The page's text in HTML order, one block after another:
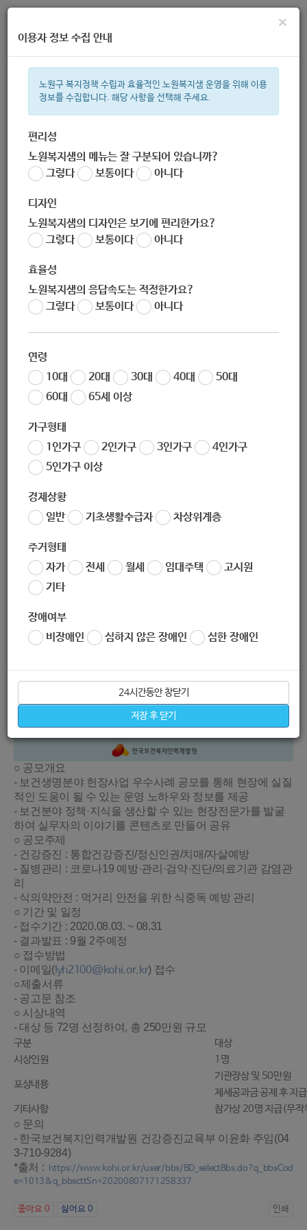
주간 인기검색어
한눈으로 보는 복지 정보
×
이용자 정보 수집 안내
노원구 복지정책 수립과 효율적인 노원복지샘 운영을 위해 이용
정보를 수집합니다. 해당 사항을 선택해 주세요.
편리성
노원복지샘의 메뉴는 잘 구분되어 있습니까?
그렇다
보통이다 아니다
디자인
노원복지샘의 디자인은 보기에 편리한가요?
그렇다
보통이다 아니다
효율성
노원복지샘의 응답속도는 적정한가요?
그렇다
보통이다 아니다
연령
10대
20대 30대 40대
50대
60대
65세 이상
가구형태
1인가구
2인가구 3인가구
4인가구
5인가구 이상
경제상황
일반
기초생활수급자 차상위계층
주거형태
자가
전세 월세 임대주택
고시원
기타
장애여부
비장애인
심하지 않은 장애인 심한 장애인
24시간동안 창닫기
저장 후 닫기
[한국보건복지인력개발원] 보건생명분야 현장적용 우수사례공모
전 (- 8.31)
작성자 노원 복지샘
작성일 2020-08-14 09:53
○ 공모개요
- 보건생명분야 헌장사업 우수사례 공모를 통해 현장에 실질
적인 도움이 될 수 있는 운영 노하우와 정보를 제공
- 보건분야 정책·지식을 생산할 수 있는 현장전문가를 발굴
하여 실무자의 이야기를 콘텐츠로 만들어 공유
○ 공모주제
- 건강증진 : 통합건강증진/정신인권/치매/자살예방
- 질병관리 : 코로나19 예방·관리·검약·진단/의료기관 감염관
리
- 식의약안전 : 먹거리 안전을 위한 식중독 예방 관리
○ 기간 및 일정
- 접수기간 : 2020.08.03. ~ 08.31
- 결과발표 : 9월 2주예정
○ 접수방법
- 이메일(lyh2100@kohi.or.kr) 접수
○제출서류
- 공고문 참조
○ 시상내역
- 대상 등 72명 선정하여, 총 250만원 규모
구분
대상
시상인원
1명
포상내용
기관장상 및 50만원
제세공과금 공제 후 지급
기타사항
참가상 20명 지급(무작
○ 문의
- 한국보건복지인력개발원 건강증진교육부 이윤화 주임(04
3-710-9284)
*출처 : https://www.kohi.or.kr/user/bbs/BD_selectBbs.do?q_bbsCod
e=1013&q_bbscttSn=20200807171258337
좋아요 0 싫어요 0 인쇄